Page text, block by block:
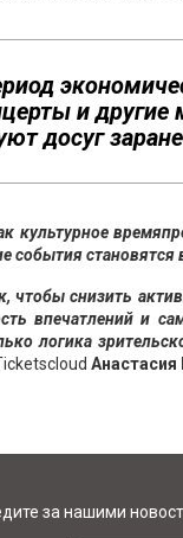
и
досуг
культурное
события
чтобы снизить
впечатлений и
логика
за нашими